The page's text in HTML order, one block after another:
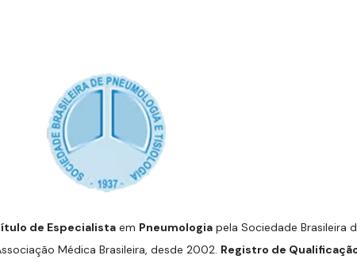
de Especialista em Pneumologia pela Sociedade Brasileira
Médica Brasileira, desde 2002. Registro de